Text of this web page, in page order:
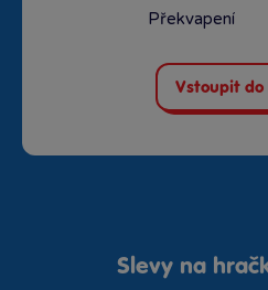
Překvapení
Vstoupit do
Slevy na